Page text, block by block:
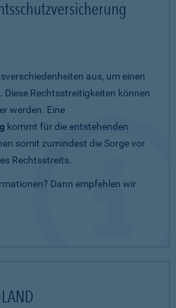
aus, um einen
Rechtsstreitigkeiten können
werden. Eine
kommt für die entstehenden
somit zumindest die Sorge vor
Rechtsstreits.
Dann empfehlen wir
.